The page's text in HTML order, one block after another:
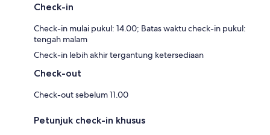
Check-in
Check-in mulai pukul: 14.00; Batas waktu check-in pukul:
tengah malam
Check-in lebih akhir tergantung ketersediaan
Check-out
Check-out sebelum 11.00
Petunjuk check-in khusus